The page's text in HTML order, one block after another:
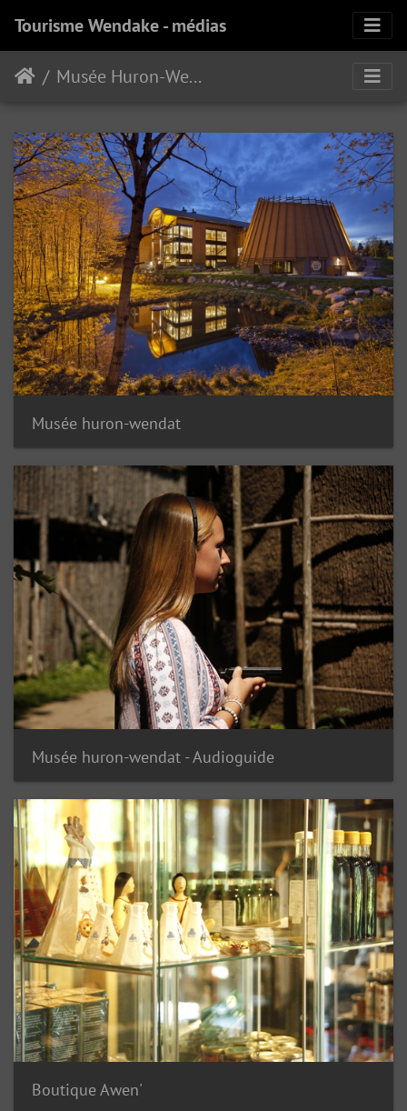
Tourisme Wendake - médias
Musée Huron-Wendat
Musée huron-wendat
Musée huron-wendat - Audioguide
Boutique Awen'